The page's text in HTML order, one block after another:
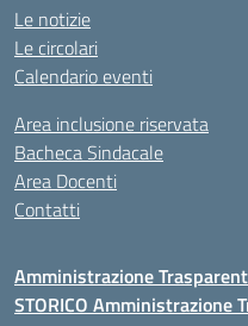
Le notizie
Le circolari
Calendario eventi
Area inclusione riservata
Bacheca Sindacale
Area Docenti
Contatti
Amministrazione
STORICO Amministrazione